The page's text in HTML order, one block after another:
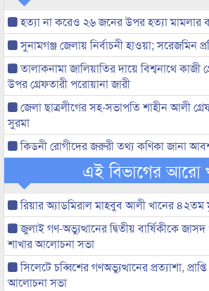
হত্যা না করেও ২৬ জনের উপর হত্যা
সুনামগঞ্জ জেলায় নির্বাচনী হাওয়া; সরেজমিন
তালাকনামা জালিয়াতির দায়ে বিশ্বনাথে
উপর গ্রেফতারী পরোয়ানা জারী
জেলা ছাত্রলীগের সহ-সভাপতি শাহীন আলী
সুরমা
কিডনী রোগীদের জরুরী তথ্য কণিকা জানা
এই বিভাগের আরো
রিয়ার অ্যাডমিরাল মাহবুব আলী খানের ৪২তম
জুলাই গণ-অভ্যুত্থানের দ্বিতীয় বার্ষিকীকে
শাখার আলোচনা সভা
সিলেটে চব্বিশের গণঅভ্যুত্থানের প্রত্যাশা,
আলোচনা সভা